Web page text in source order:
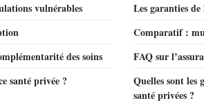
vulnérables
Les garanties de
Comparatif :
des soins
FAQ sur
santé privée ?
Quelles sont les
santé privées ?